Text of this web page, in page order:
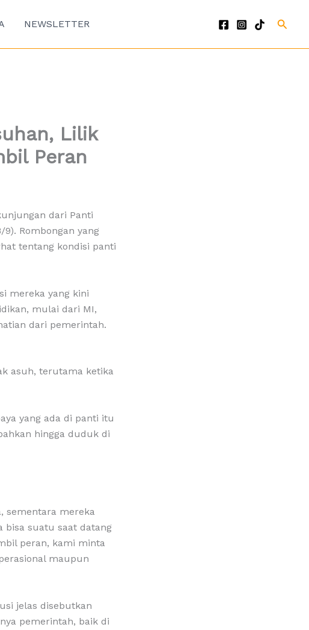
NEWSLETTER Cari
Lilik
Peran
dari Panti
Rombongan yang
tentang kondisi panti
mereka yang kini
mulai dari MI,
dari pemerintah.
asuh, terutama ketika
yang ada di panti itu
hingga duduk di
sementara mereka
bisa suatu saat datang
peran, kami minta
maupun
jelas disebutkan
pemerintah, baik di